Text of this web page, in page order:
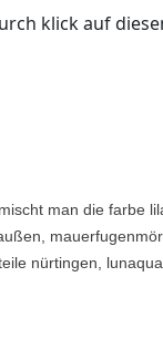
klick auf
man die farbe
nürtingen,